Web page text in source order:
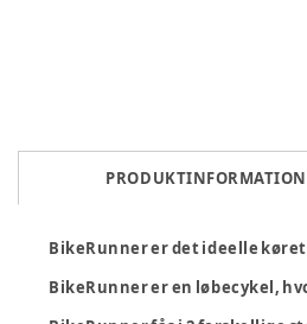
PRODUKTINFORMATION
BikeRunner er det ideelle
BikeRunner er en løbecykel,